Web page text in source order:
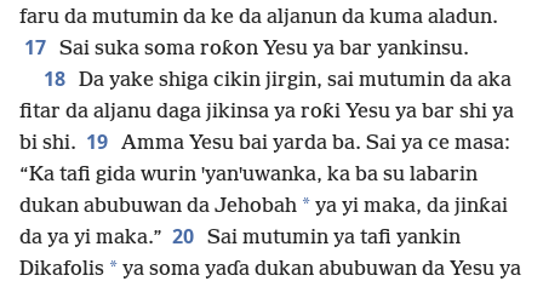
faru da mutumin da ke da aljanun da kuma aladun.
17 Sai suka soma roƙon Yesu ya bar yankinsu.
18 Da yake shiga cikin jirgin, sai mutumin da aka
fitar da aljanu daga jikinsa ya roƙi Yesu ya bar shi ya
bi shi. 19 Amma Yesu bai yarda ba. Sai ya ce masa:
“Ka tafi gida wurin ꞌyanꞌuwanka, ka ba su labarin
dukan abubuwan da Jehobah * ya yi maka, da jinƙai
da ya yi maka.” 20 Sai mutumin ya tafi yankin
Dikafolis * ya soma yaɗa dukan abubuwan da Yesu ya